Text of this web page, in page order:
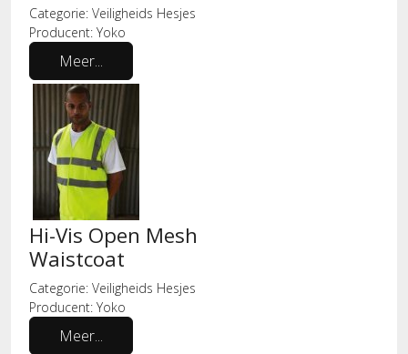
Categorie: Veiligheids Hesjes
Producent: Yoko
Meer...
Hi-Vis Open Mesh
Waistcoat
Categorie: Veiligheids Hesjes
Producent: Yoko
Meer...